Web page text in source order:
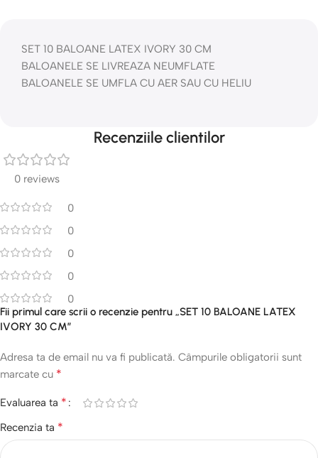
SET 10 BALOANE LATEX IVORY 30 CM
BALOANELE SE LIVREAZA NEUMFLATE
BALOANELE SE UMFLA CU AER SAU CU HELIU
Recenziile clientilor
0 reviews
0
0
0
0
0
Fii primul care scrii o recenzie pentru „SET 10 BALOANE LATEX
IVORY 30 CM”
Adresa ta de email nu va fi publicată. Câmpurile obligatorii sunt
marcate cu *
Evaluarea ta *
Recenzia ta *